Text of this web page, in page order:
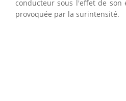
conducteur sous l'effet de son
provoquée par la surintensité.